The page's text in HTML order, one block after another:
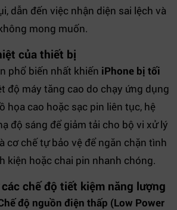
dẫn đến việc nhận diện sai lệch và
mong muốn.
của thiết bị
phổ biến nhất khiến iPhone bị tối
độ máy tăng cao do chạy ứng dụng
họa cao hoặc sạc pin liên tục, hệ
độ sáng để giảm tải cho bộ vi xử lý
cơ chế tự bảo vệ để ngăn chặn tình
kiện hoặc chai pin nhanh chóng.
chế độ tiết kiệm năng lượng
độ nguồn điện thấp (Low Power